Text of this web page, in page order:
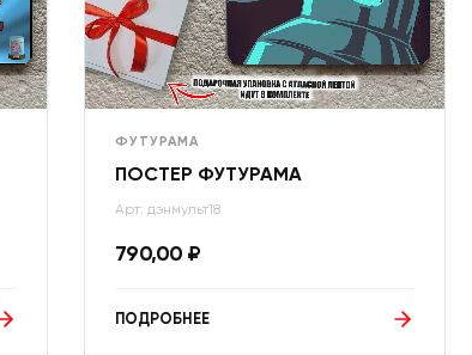
ФУТУРАМА
ПОСТЕР ФУТУРАМА
Арт: дэнмульт18
790,00 ₽
ПОДРОБНЕЕ